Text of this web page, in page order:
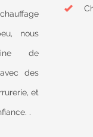
nous
de
des
et
.